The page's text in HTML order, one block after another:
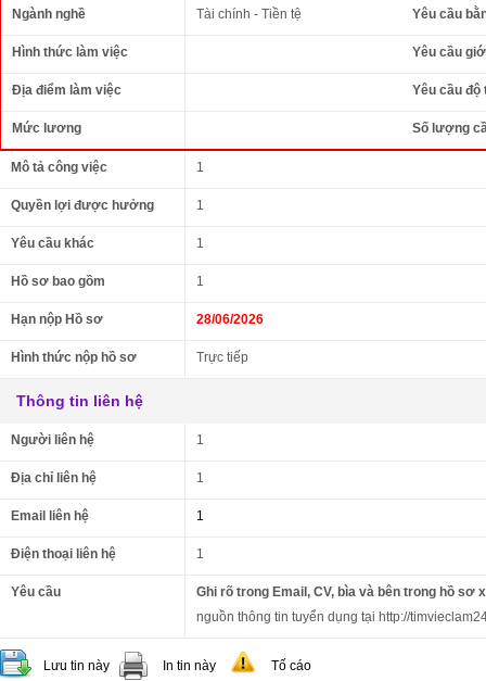
Ngành nghề Tài chính - Tiền tệ Yêu cầu
Hình thức làm việc Yêu cầu
Địa điểm làm việc Yêu cầu độ
Mức lương Số lượng
Mô tả công việc 1
Quyền lợi được hưởng 1
Yêu cầu khác 1
Hồ sơ bao gồm 1
Hạn nộp Hồ sơ 28/06/2026
Hình thức nộp hồ sơ Trực tiếp
Thông tin liên hệ
Người liên hệ 1
Địa chỉ liên hệ 1
Email liên hệ 1
Điện thoại liên hệ 1
Yêu cầu
Ghi rõ trong Email, CV, bìa và bên trong hồ sơ
nguồn thông tin tuyển dụng tại http://
Lưu tin này In tin này Tố cáo